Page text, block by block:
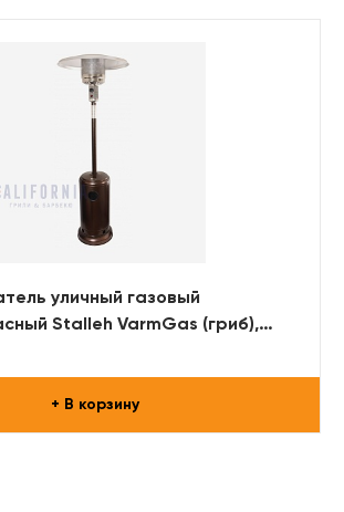
уличный газовый
Stalleh VarmGas (гриб),
+ В корзину